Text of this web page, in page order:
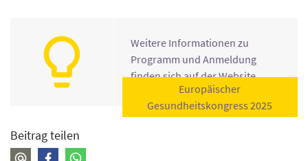
Weitere Informationen zu
Programm und Anmeldung
finden sich auf der Website.
Europäischer
Gesundheitskongress 2025
Beitrag teilen